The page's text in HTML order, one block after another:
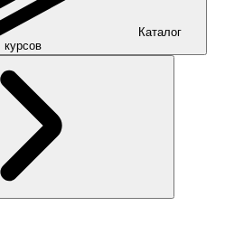
Каталог
курсов